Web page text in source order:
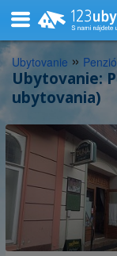
Ubytovanie »
Ubytovanie:
ubytovania)